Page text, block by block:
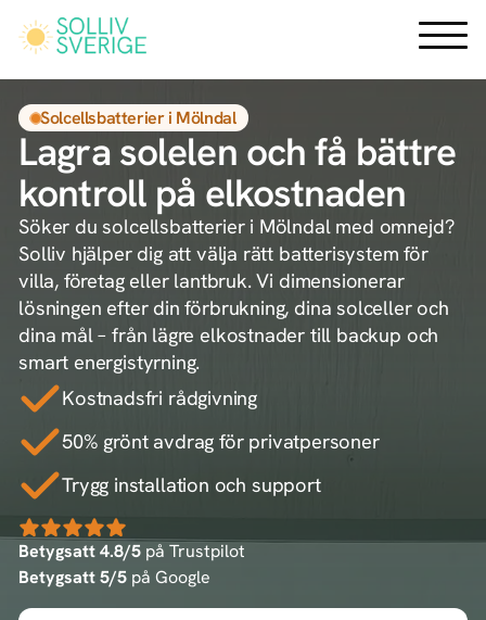
Hoppa
till
huvudinnehåll
Solcellsbatterier i Mölndal
Lagra solelen och få bättre
kontroll på elkostnaden
Söker du solcellsbatterier i Mölndal med omnejd?
Solliv hjälper dig att välja rätt batterisystem för
villa, företag eller lantbruk. Vi dimensionerar
lösningen efter din förbrukning, dina solceller och
dina mål – från lägre elkostnader till backup och
smart energistyrning.
Kostnadsfri rådgivning
50% grönt avdrag för privatpersoner
Trygg installation och support
Betygsatt 4.8/5 på Trustpilot
Betygsatt 5/5 på Google